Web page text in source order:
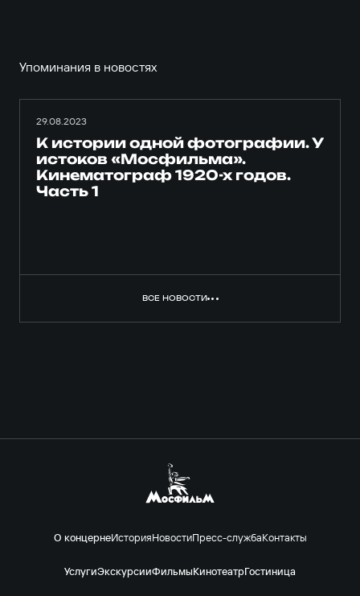
Упоминания в новостях
29.08.2023
К истории одной фотографии. У
истоков «Мосфильма».
Кинематограф 1920-х годов.
Часть 1
ВСЕ НОВОСТИ
О концернеИсторияНовостиПресс-службаКонтакты
УслугиЭкскурсииФильмыКинотеатрГостиница